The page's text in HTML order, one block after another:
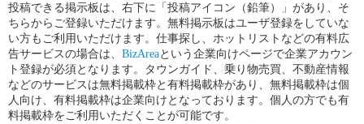
投稿できる掲示板は、右下に「投稿アイコン（鉛筆）」があり、そ
ちらからご登録いただけます。無料掲示板はユーザ登録をしていな
い方もご利用いただけます。仕事探し、ホットリストなどの有料広
告サービスの場合は、 BizAreaという企業向けページで企業アカウン
ト登録が必須となります。タウンガイド、乗り物売買、不動産情報
などのサービスは無料掲載枠と有料掲載枠があり、無料掲載枠は個
人向け、有料掲載枠は企業向けとなっております。個人の方でも有
料掲載枠をご利用いただくことが可能です。